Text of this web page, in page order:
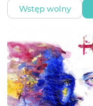
Wstęp wolny